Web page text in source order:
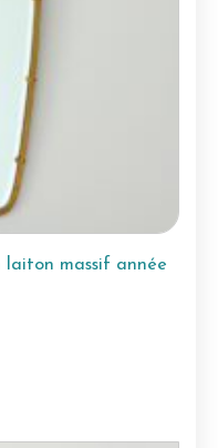
laiton massif année